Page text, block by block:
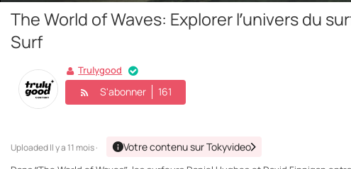
The World of Waves: Explorer l’univers du
Surf
Trulygood
S'abonner 161
UploadedIl y a 11 mois · Votre contenu sur Tokyvideo